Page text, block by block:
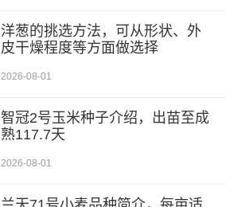
洋葱的挑选方法，可从形状、外
皮干燥程度等方面做选择
2026-08-01
智冠2号玉米种子介绍，出苗至成
熟117.7天
2026-08-01